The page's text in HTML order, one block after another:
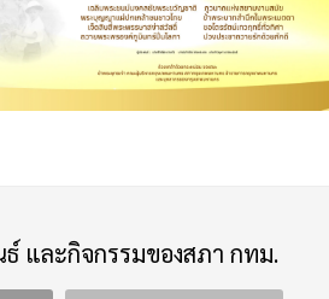
และกิจกรรมของสภา กทม.